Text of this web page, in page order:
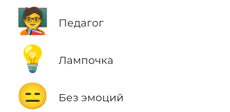
🧑‍🏫 Педагог
💡 Лампочка
😑 Без эмоций